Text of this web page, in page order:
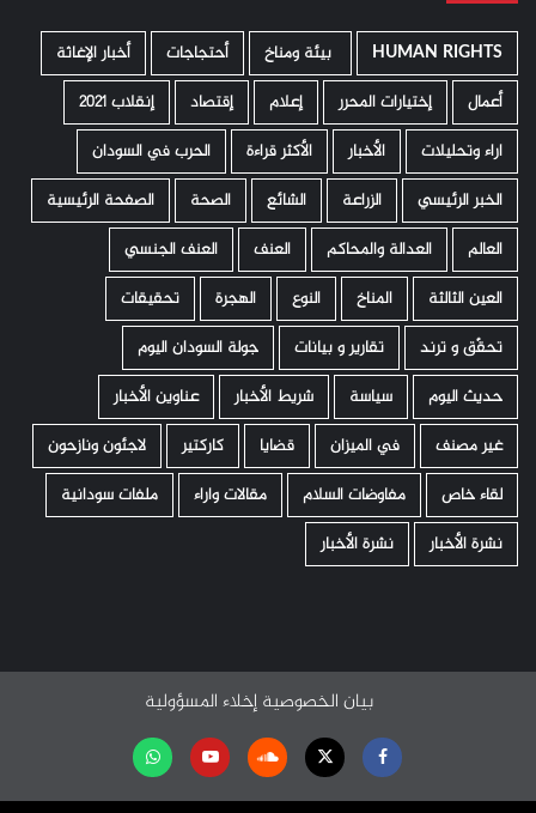
HUMAN RIGHTS ­ بيئة ومناخ أحتجاجات
أخبار الإغاثة
أعمال
إختيارات المحرر إعلام إقتصاد
إنقلاب 2021
اراء وتحليلات
الأخبار الأكثر قراءة
الحرب في السودان
الخبر الرئيسي
الزراعة الشائع الصحة
الصفحة الرئيسية
العالم
العدالة والمحاكم العنف
العنف الجنسي
العين الثالثة
المناخ النوع الهجرة
تحقيقات
تحقّق و ترند
تقارير و بيانات
جولة السودان اليوم
حديث اليوم
سياسة شريط الأخبار
عناوين الأخبار
غير مصنف
في الميزان قضايا كاركتير
لاجئون ونازحون
لقاء خاص
مفاوضات السلام مقالات واراء
ملفات سودانية
نشرة الأخبار
نشرة الأخبار
بيان الخصوصية إخلاء المسؤولية
Facebook
Twitter
Soundcloud
Youtubeتابعنا